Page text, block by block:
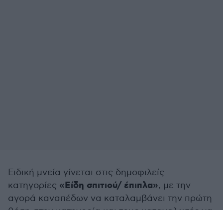
Ειδική μνεία γίνεται στις δημοφιλείς
κατηγορίες «Είδη σπιτιού/ έπιπλα», με την
αγορά καναπέδων να καταλαμβάνει την πρώτη